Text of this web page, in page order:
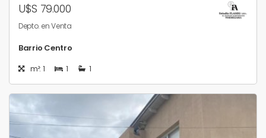
U$S 79.000
Depto. en Venta
Barrio Centro
m²: 1 1 1